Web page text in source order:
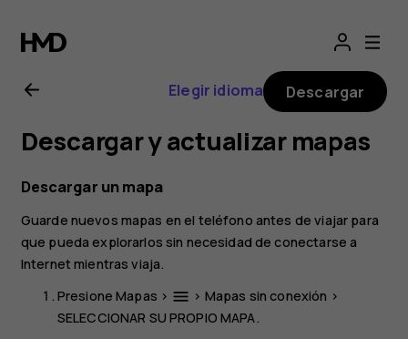
Manual
del
usuario
de
Nokia
3.1
Elegir idioma Descargar
Descargar y actualizar mapas
Descargar un mapa
Guarde nuevos mapas en el teléfono antes de viajar para
que pueda explorarlos sin necesidad de conectarse a
Internet mientras viaja.
PresioneMapas > menu > Mapas sin conexión >
SELECCIONAR SU PROPIO MAPA .